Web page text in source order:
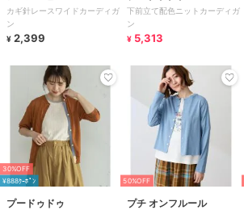
カギ針レースワイドカーディガ
ン
¥ 2,399
下前立て配色ニットカーディガ
ン
¥ 5,313
30%OFF
¥888ｸｰﾎﾟﾝ
プードゥドゥ
50%OFF
プチ オンフルール